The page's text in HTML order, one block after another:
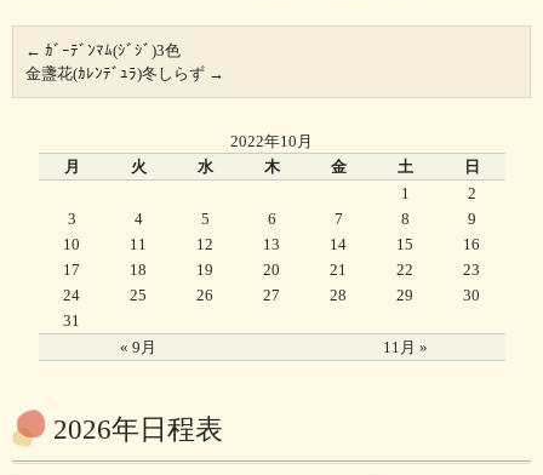
← ｶﾞｰﾃﾞﾝﾏﾑ(ｼﾞｼﾞ)3色
金盞花(ｶﾚﾝﾃﾞｭﾗ)冬しらず →
2022年10月
月
火 水 木 金 土 日
« 9月 11月 »
1
2
3
4 5 6 7 8
9
10
11 12 13 14 15
16
17
18 19 20 21 22
23
24
25 26 27 28 29
30
31
2026年日程表